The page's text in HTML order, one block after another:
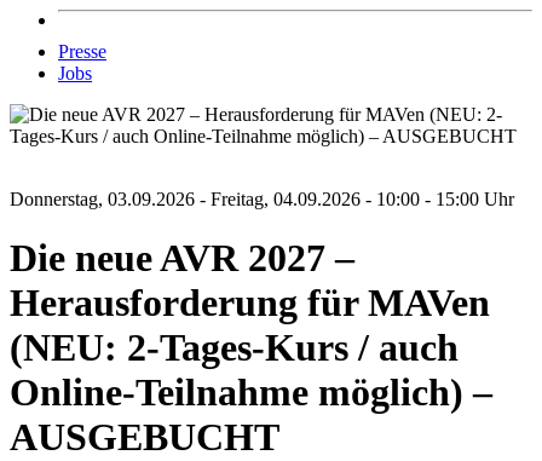
Presse
Jobs
Donnerstag, 03.09.2026 - Freitag, 04.09.2026 - 10:00 - 15:00 Uhr
Die neue AVR 2027 –
Herausforderung für MAVen
(NEU: 2-Tages-Kurs / auch
Online-Teilnahme möglich) –
AUSGEBUCHT